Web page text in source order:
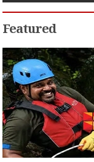
Featured